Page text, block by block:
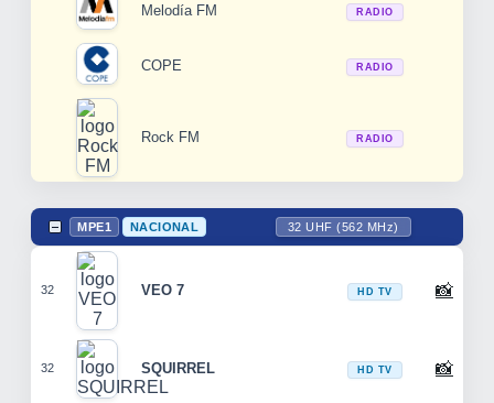
Melodía FM RADIO
COPE RADIO
Rock FM RADIO
MPE1 NACIONAL 32 UHF (562 MHz)
32 VEO 7 HD TV 📸
32 SQUIRREL HD TV 📸